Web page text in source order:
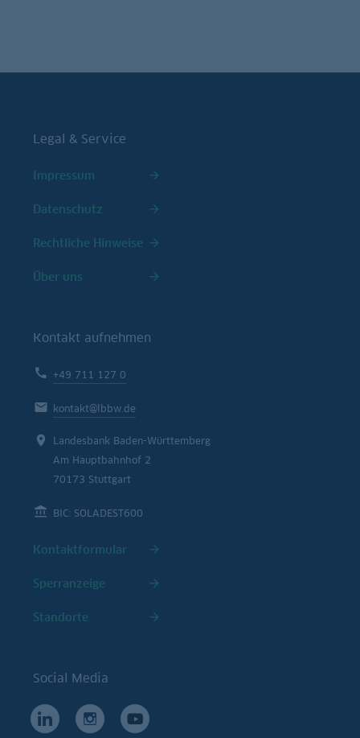
Legal & Service
Impressum
Datenschutz
Rechtliche Hinweise
Über uns
Kontakt aufnehmen
+49 711 127 0
kontakt@lbbw.de
Landesbank Baden-Württemberg
Am Hauptbahnhof 2
70173 Stuttgart
BIC: SOLADEST600
Kontaktformular
Sperranzeige
Standorte
Social Media